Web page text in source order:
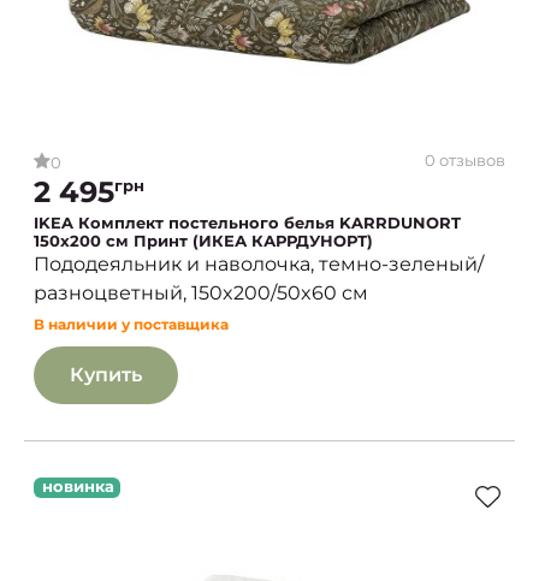
0 0 отзывов
2 495грн
IKEA Комплект постельного белья KARRDUNORT
150x200 см Принт (ИКЕА КАРРДУНОРТ)
Пододеяльник и наволочка, темно-зеленый/
разноцветный, 150x200/50x60 см
В наличии у поставщика
Купить
новинка